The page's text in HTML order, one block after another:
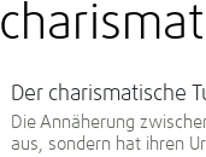
Der charismatische
Die Annäherung
aus, sondern hat ihren